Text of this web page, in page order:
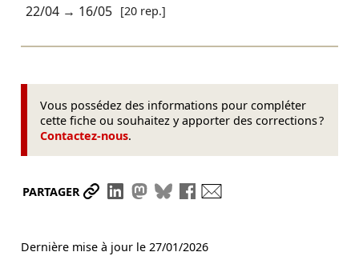
22/04→ 16/05 [20 rep.]
Vous possédez des informations pour compléter
cette fiche ou souhaitez y apporter des corrections ?
Contactez-nous.
PARTAGER Partager le lien
Partager sur LinkedIn
Partager sur Mastodon
Partager sur Bluesky
Partager sur Facebook
Dernière mise à jour le 27/01/2026